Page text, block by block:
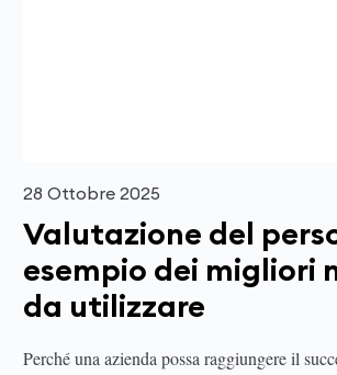
28 Ottobre 2025
Valutazione del
esempio dei migliori
da utilizzare
Perché una azienda possa raggiungere il